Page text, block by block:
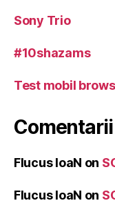
Sony Trio
#10shazams
Test mobil
Flucus IoaN on
Flucus IoaN on